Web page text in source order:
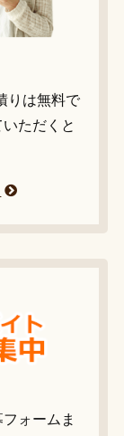
りは無料で
ただくと
ォームま